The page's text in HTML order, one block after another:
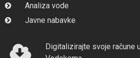
Analiza vode
Javne nabavke
Digitalizirajte svoje račune